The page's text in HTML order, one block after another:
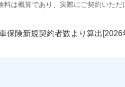
料は概算であり、実際にご契約いた
新規契約者数より算出[